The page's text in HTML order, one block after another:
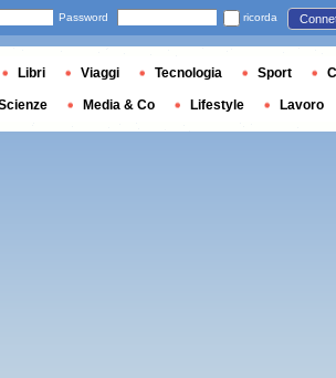
Password ricorda
Libri Viaggi Tecnologia Sport
Media & Co Lifestyle Lavoro